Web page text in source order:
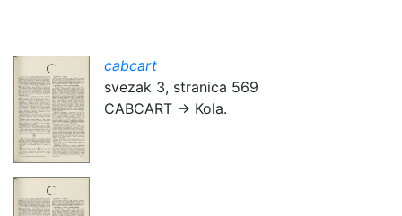
cabcart
svezak 3, stranica 569
CABCART → Kola.